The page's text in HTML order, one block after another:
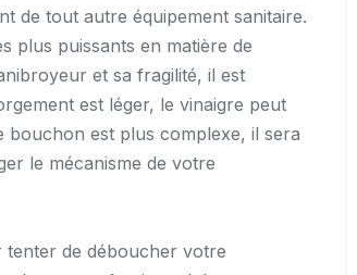
de tout autre équipement sanitaire.
plus puissants en matière de
et sa fragilité, il est
est léger, le vinaigre peut
bouchon est plus complexe, il sera
le mécanisme de votre
tenter de déboucher votre